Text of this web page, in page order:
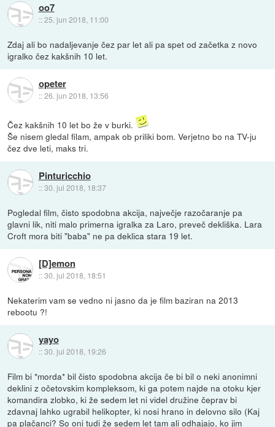
oo7
::25. jun 2018, 11:00
Zdaj ali bo nadaljevanje čez par let ali pa spet od začetka z novo
igralko čez kakšnih 10 let.
opeter
::26. jun 2018, 13:56
Čez kakšnih 10 let bo že v burki.
Še nisem gledal filam, ampak ob priliki bom. Verjetno bo na TV-ju
čez dve leti, maks tri.
Pinturicchio
::30. jul 2018, 18:37
Pogledal film, čisto spodobna akcija, največje razočaranje pa
glavni lik, niti malo primerna igralka za Laro, preveč dekliška. Lara
Croft mora biti "baba" ne pa deklica stara 19 let.
[D]emon
::30. jul 2018, 18:51
Nekaterim vam se vedno ni jasno da je film baziran na 2013
rebootu ?!
yayo
::30. jul 2018, 19:26
Film bi *morda* bil čisto spodobna akcija če bi bil o neki anonimni
deklini z očetovskim kompleksom, ki ga potem najde na otoku kjer
komandira zlobko, ki že sedem let ni videl družine čeprav bi
zdavnaj lahko ugrabil helikopter, ki nosi hrano in delovno silo (Kaj
pa plačanci? So oni tudi že sedem let tam ali odhajajo, ko jim